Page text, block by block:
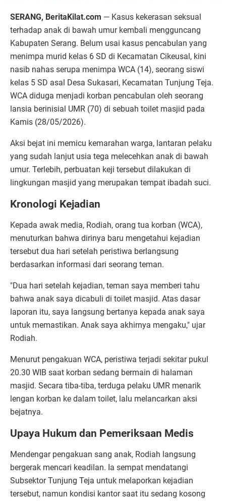
SERANG, BeritaKilat.com — Kasus kekerasan seksual
terhadap anak di bawah umur kembali mengguncang
Kabupaten Serang. Belum usai kasus pencabulan yang
menimpa murid kelas 6 SD di Kecamatan Cikeusal, kini
nasib nahas serupa menimpa WCA (14), seorang siswi
kelas 5 SD asal Desa Sukasari, Kecamatan Tunjung Teja.
WCA diduga menjadi korban pencabulan oleh seorang
lansia berinisial UMR (70) di sebuah toilet masjid pada
Kamis (28/05/2026).
​Aksi bejat ini memicu kemarahan warga, lantaran pelaku
yang sudah lanjut usia tega melecehkan anak di bawah
umur. Terlebih, perbuatan keji tersebut dilakukan di
lingkungan masjid yang merupakan tempat ibadah suci.
Kronologi Kejadian
​Kepada awak media, Rodiah, orang tua korban (WCA),
menuturkan bahwa dirinya baru mengetahui kejadian
tersebut dua hari setelah peristiwa berlangsung
berdasarkan informasi dari seorang teman.
​"Dua hari setelah kejadian, teman saya memberi tahu
bahwa anak saya dicabuli di toilet masjid. Atas dasar
laporan itu, saya langsung bertanya kepada anak saya
untuk memastikan. Anak saya akhirnya mengaku," ujar
Rodiah.
​Menurut pengakuan WCA, peristiwa terjadi sekitar pukul
20.30 WIB saat korban sedang bermain di halaman
masjid. Secara tiba-tiba, terduga pelaku UMR menarik
lengan korban ke dalam toilet, lalu melancarkan aksi
bejatnya.
Upaya Hukum dan Pemeriksaan Medis
​Mendengar pengakuan sang anak, Rodiah langsung
bergerak mencari keadilan. Ia sempat mendatangi
Subsektor Tunjung Teja untuk melaporkan kejadian
tersebut, namun kondisi kantor saat itu sedang kosong